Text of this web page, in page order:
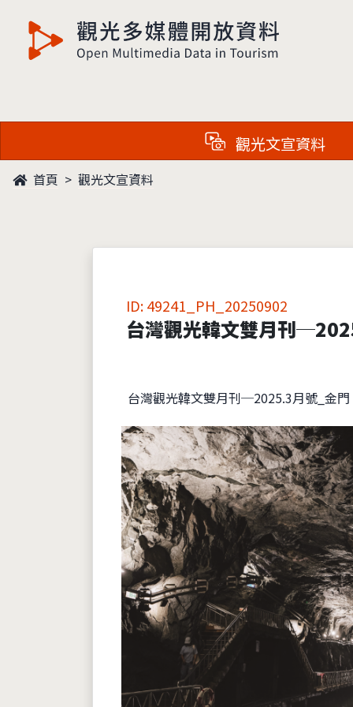
觀光多媒體開放資料
觀光文宣資料
首頁 觀光文宣資料
ID: 49241_PH_20250902
台灣觀光韓文雙月刊
台灣觀光韓文雙月刊─2025.3月號_金門